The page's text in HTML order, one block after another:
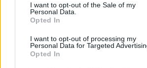
I want to opt-out of the Sale of my
Personal Data.
Opted In
I want to opt-out of processing my
Personal Data for Targeted
Opted In
Πάνω από 100 μωρά
μέσω εξωσωματικής,